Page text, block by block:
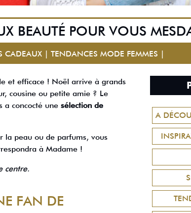
BEAUTÉ POUR VOUS
CADEAUX | TENDANCES MODE FEMMES |
et efficace ! Noël arrive à grands
cousine ou petite amie ? Le
a concocté une sélection de
la peau ou de parfums, vous
à Madame !
centre.
FAN DE
A